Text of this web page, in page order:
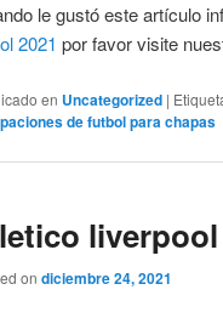
le gustó este artículo
2021 por favor visite
en Uncategorized |
de futbol para chapas
on diciembre 24, 2021